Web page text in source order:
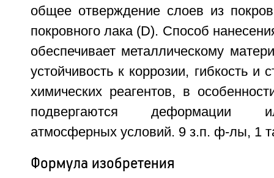
общее отверждение слоев из
покровного лака (D). Способ
обеспечивает металлическому
устойчивость к коррозии, гибкость и
химических реагентов, в
подвергаются деформации
атмосферных условий. 9 з.п. ф-лы, 1
Формула изобретения